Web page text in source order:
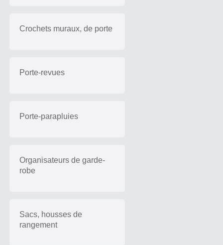
Crochets muraux, de porte
Porte-revues
Porte-parapluies
Organisateurs de garde-
robe
Sacs, housses de
rangement